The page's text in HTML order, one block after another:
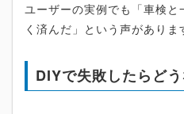
ユーザーの実例でも「車検
く済んだ」という声がありま
DIYで失敗したらど